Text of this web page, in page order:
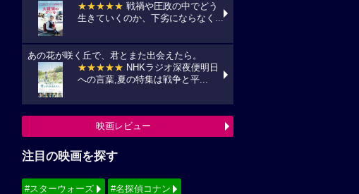
★★★★★ 戦禍や圧政の中でどう
生きていくのか、下劣にならなく...
あの花が咲く丘で、君とまた出会えたら。
★★★★★ NHKラジオ深夜便明日
への言葉,夏の特集は戦争と平...
映画レビュー
注目の映画を探す
#スターウォーズ #名探偵コナン